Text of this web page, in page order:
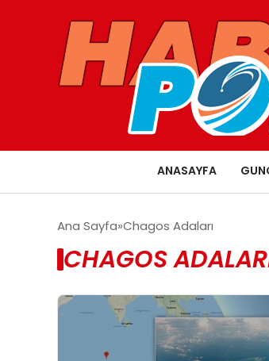
ANASAYFA
Ana Sayfa Chagos Adaları
CHAGOS